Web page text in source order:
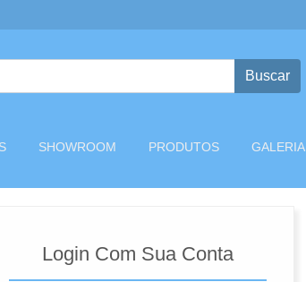
Buscar
SHOWROOM PRODUTOS GALERIA
Login Com Sua Conta